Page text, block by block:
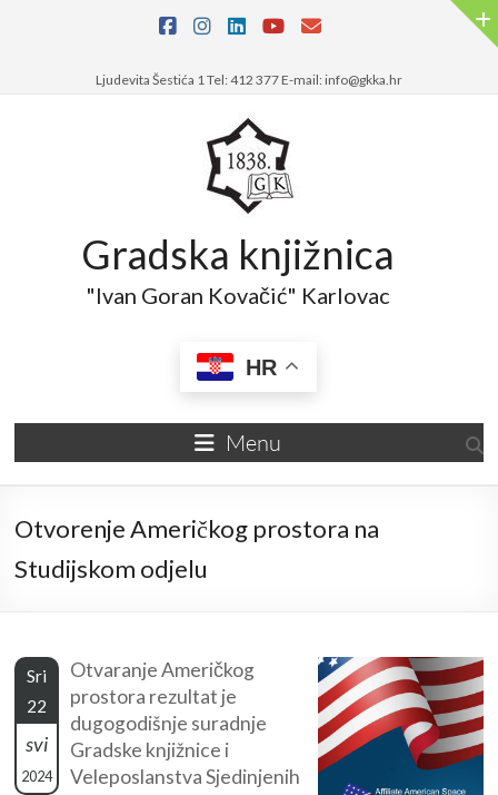
Ljudevita Šestića 1 Tel: 412 377 E-mail: info@gkka.hr
Gradska knjižnica
"Ivan Goran Kovačić" Karlovac
HR
Menu
Otvorenje Američkog prostora na
Studijskom odjelu
Sri
22
svi
2024
Otvaranje Američkog
prostora rezultat je
dugogodišnje suradnje
Gradske knjižnice i
Veleposlanstva Sjedinjenih